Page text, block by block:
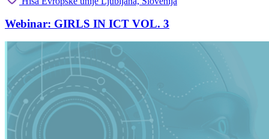
Webinar: GIRLS IN ICT VOL. 3